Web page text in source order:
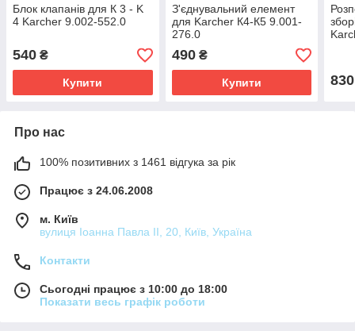
Блок клапанів для К 3 - K
4 Karcher 9.002-552.0
540 ₴
Купити
З'єднувальний елемент
для Karcher К4-К5 9.001-
276.0
490₴
Купити 830
Про нас
100% позитивних з 1461 відгука за рік
Працює з 24.06.2008
м. Київ
вулиця Іоанна Павла ІІ, 20, Київ, Україна
Контакти
Сьогодні працює з 10:00 до 18:00
Показати весь графік роботи